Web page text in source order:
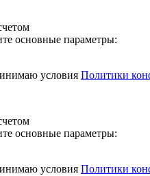
основные параметры:
условия Политики
основные параметры:
условия Политики